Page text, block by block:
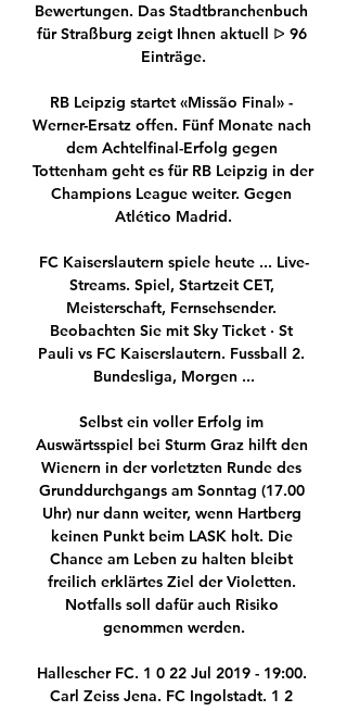
Bewertungen. Das Stadtbranchenbuch
für Straßburg zeigt Ihnen aktuell ᐅ 96
Einträge.
RB Leipzig startet «Missão Final» -
Werner-Ersatz offen. Fünf Monate nach
dem Achtelfinal-Erfolg gegen
Tottenham geht es für RB Leipzig in der
Champions League weiter. Gegen
Atlético Madrid.
FC Kaiserslautern spiele heute ... Live-
Streams. Spiel, Startzeit CET,
Meisterschaft, Fernsehsender.
Beobachten Sie mit Sky Ticket · St
Pauli vs FC Kaiserslautern. Fussball 2.
Bundesliga, Morgen ...
Selbst ein voller Erfolg im
Auswärtsspiel bei Sturm Graz hilft den
Wienern in der vorletzten Runde des
Grunddurchgangs am Sonntag (17.00
Uhr) nur dann weiter, wenn Hartberg
keinen Punkt beim LASK holt. Die
Chance am Leben zu halten bleibt
freilich erklärtes Ziel der Violetten.
Notfalls soll dafür auch Risiko
genommen werden.
Hallescher FC. 1 0 22 Jul 2019 - 19:00.
Carl Zeiss Jena. FC Ingolstadt. 1 2